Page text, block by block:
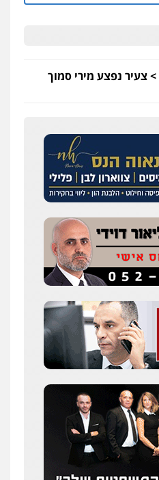
>צעיר נפצע מירי סמוך